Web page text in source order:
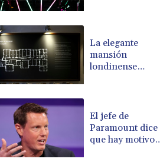
La elegante
mansión
londinense
El jefe de
Paramount dice
que hay motivos